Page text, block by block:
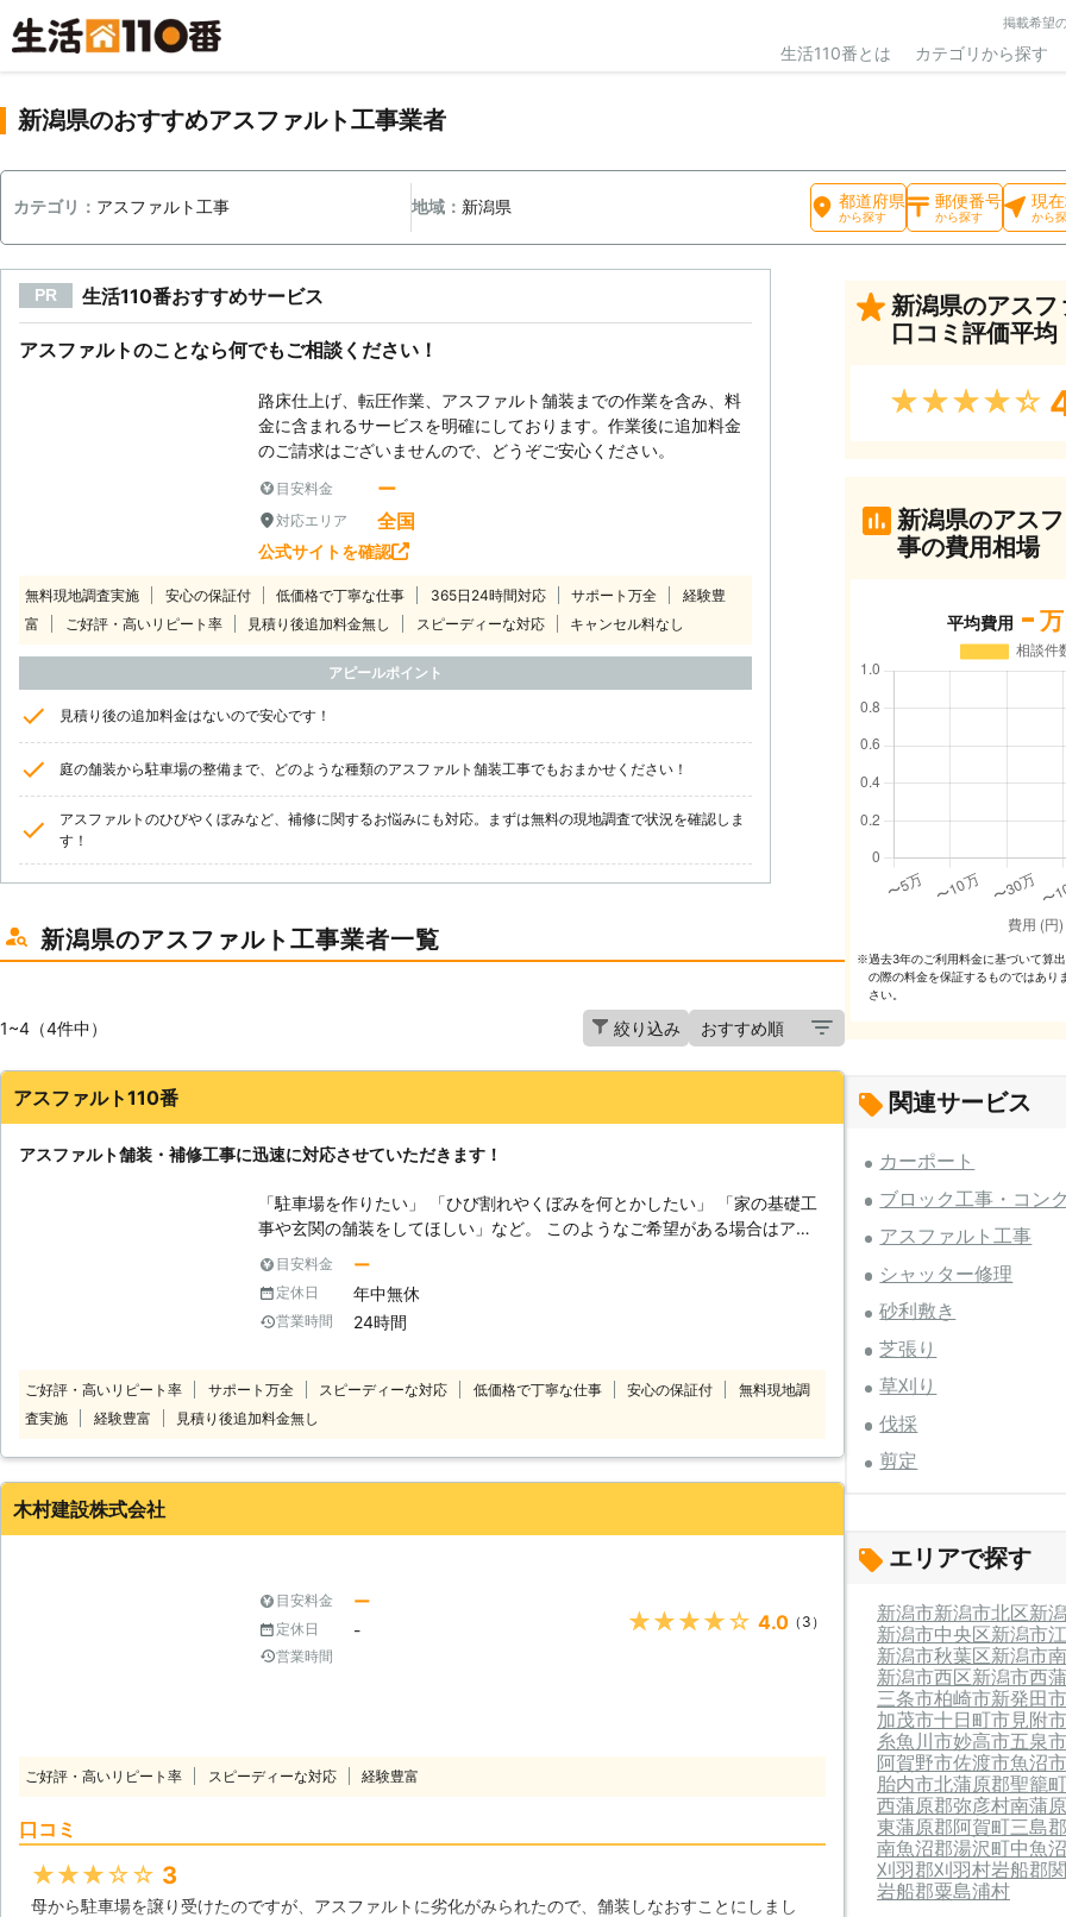
掲載希望
生活110番とは カテゴリから探す
新潟県のおすすめアスファルト工事業者
カテゴリ： アスファルト工事 地域： 新潟県 都道府県
から探す
郵便番号
から探す
現
から
PR 生活110番おすすめサービス
アスファルトのことなら何でもご相談ください！
路床仕上げ、転圧作業、アスファルト舗装までの作業を含み、料
金に含まれるサービスを明確にしております。作業後に追加料金
のご請求はございませんので、どうぞご安心ください。
目安料金 ー
対応エリア 全国
公式サイトを確認
無料現地調査実施 安心の保証付 低価格で丁寧な仕事 365日24時間対応 サポート万全
経験豊
富
ご好評・高いリピート率 見積り後追加料金無し スピーディーな対応 キャンセル料なし
アピールポイント
見積り後の追加料金はないので安心です！
庭の舗装から駐車場の整備まで、どのような種類のアスファルト舗装工事でもおまかせください！
アスファルトのひびやくぼみなど、補修に関するお悩みにも対応。まずは無料の現地調査で状況を確認しま
す！
新潟県のアスファルト工事業者一覧
1~4（4件中） 絞り込み
アスファルト110番
アスファルト舗装・補修工事に迅速に対応させていただきます！
「駐車場を作りたい」 「ひび割れやくぼみを何とかしたい」 「家の基礎工
事や玄関の舗装をしてほしい」など。 このようなご希望がある場合はアス
ファルト110番にお任せください。 アスファルト110番では、土の駐車場か
らのアスファルト舗装やひび割れなどの修繕工事まで幅広いご要望に対応。
個人宅の1台分の駐車スペースから大型店舗の駐車場までお受けしておりま
す。 またアスファルト110番では料金に含まれるサービスを明確にした、安
す。 現地調査では、周辺の調査や、細かい施工内容の確認と併せて具体的
なお見積りのご提示をいたします。 ※対応エリア・加盟店・現場状況によ
り、事前にお客様にご確認したうえで調査・見積もりに費用をいただく場合
がございます。 その他にもお客様の様々なニーズにお応えし、丁寧で確実
な施工をさせていただきます。 アスファルト工事をお考えの方はぜひ一
目安料金 ー
定休日 年中無休
営業時間 24時間
ご好評・高いリピート率 サポート万全 スピーディーな対応 低価格で丁寧な仕事 安心の保証付
無料現地調
査実施
経験豊富 見積り後追加料金無し
木村建設株式会社
目安料金 ー
定休日 -
営業時間
★★★★★ 4.0（3）
ご好評・高いリピート率 スピーディーな対応 経験豊富
口コミ
★★★★★ 3
母から駐車場を譲り受けたのですが、アスファルトに劣化がみられたので、舗装しなおすことにしまし
新潟県のアスフ
口コミ評価平均
★★★★★
新潟県のアス
事の費用相場
平均費用 -
※過去3年のご利⽤料⾦に基づいて算
の際の料⾦を保証するものではあり
さい。
関連サービス
カーポート
ブロック工事・コン
アスファルト工事
シャッター修理
砂利敷き
芝張り
草刈り
伐採
剪定
エリアで探す
新潟市新潟市北区新
新潟市中央区新潟市
新潟市秋葉区新潟市
新潟市西区新潟市西
三条市柏崎市新発田市
加茂市十日町市見附市
糸魚川市妙高市五泉市
阿賀野市佐渡市魚沼市
胎内市北蒲原郡聖籠町
西蒲原郡弥彦村南蒲
東蒲原郡阿賀町三島
南魚沼郡湯沢町中魚
刈羽郡刈羽村岩船郡
岩船郡粟島浦村